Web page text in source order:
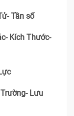
Tần số
Kích Thước-
Lưu